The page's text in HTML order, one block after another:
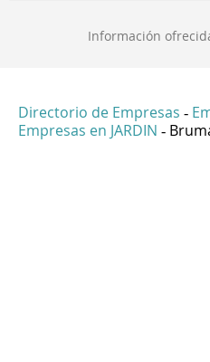
Información
Directorio de Empresas -
Empresas en JARDIN -